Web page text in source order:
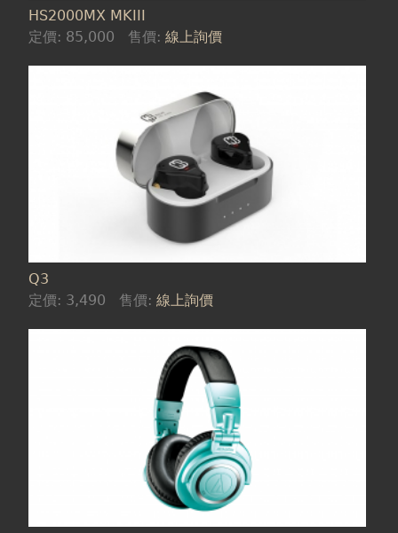
HS2000MX MKIII
定價: 85,000 售價:線上詢價
Q3
定價: 3,490 售價:線上詢價